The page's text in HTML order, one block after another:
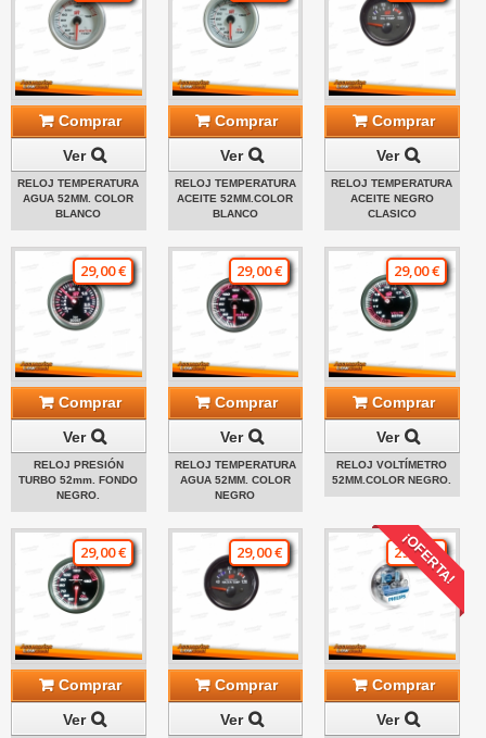
Comprar
Ver
RELOJ TEMPERATURA
AGUA 52MM. COLOR
BLANCO
Comprar
Ver
RELOJ TEMPERATURA
ACEITE 52MM.COLOR
BLANCO
Comprar
Ver
RELOJ TEMPERATURA
ACEITE NEGRO
CLASICO
29,00 €
Comprar
Ver
RELOJ PRESIÓN
TURBO 52mm. FONDO
NEGRO.
29,00 €
Comprar
Ver
RELOJ TEMPERATURA
AGUA 52MM. COLOR
NEGRO
29,00 €
Comprar
Ver
RELOJ VOLTÍMETRO
52MM.COLOR NEGRO.
29,00 €
Comprar
Ver
29,00 €
Comprar
Ver
¡OFERTA!
29,00 €
Comprar
Ver